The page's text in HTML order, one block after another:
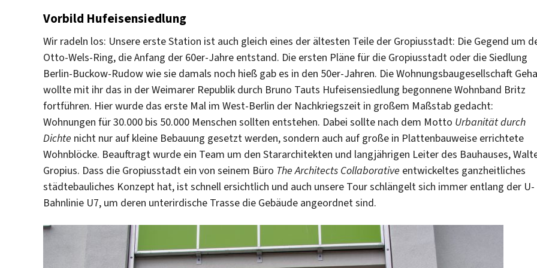
Vorbild Hufeisensiedlung
Wir radeln los: Unsere erste Station ist auch gleich eines der ältesten Teile der Gropiusstadt: Die Gegend um
Otto-Wels-Ring, die Anfang der 60er-Jahre entstand. Die ersten Pläne für die Gropiusstadt oder die Siedlung
Berlin-Buckow-Rudow wie sie damals noch hieß gab es in den 50er-Jahren. Die Wohnungsbaugesellschaft
wollte mit ihr das in der Weimarer Republik durch Bruno Tauts Hufeisensiedlung begonnene Wohnband Britz
fortführen. Hier wurde das erste Mal im West-Berlin der Nachkriegszeit in großem Maßstab gedacht:
Wohnungen für 30.000 bis 50.000 Menschen sollten entstehen. Dabei sollte nach dem Motto Urbanität durch
Dichte nicht nur auf kleine Bebauung gesetzt werden, sondern auch auf große in Plattenbauweise errichtete
Wohnblöcke. Beauftragt wurde ein Team um den Stararchitekten und langjährigen Leiter des Bauhauses,
Gropius. Dass die Gropiusstadt ein von seinem Büro The Architects Collaborative entwickeltes ganzheitliches
städtebauliches Konzept hat, ist schnell ersichtlich und auch unsere Tour schlängelt sich immer entlang der U-
Bahnlinie U7, um deren unterirdische Trasse die Gebäude angeordnet sind.